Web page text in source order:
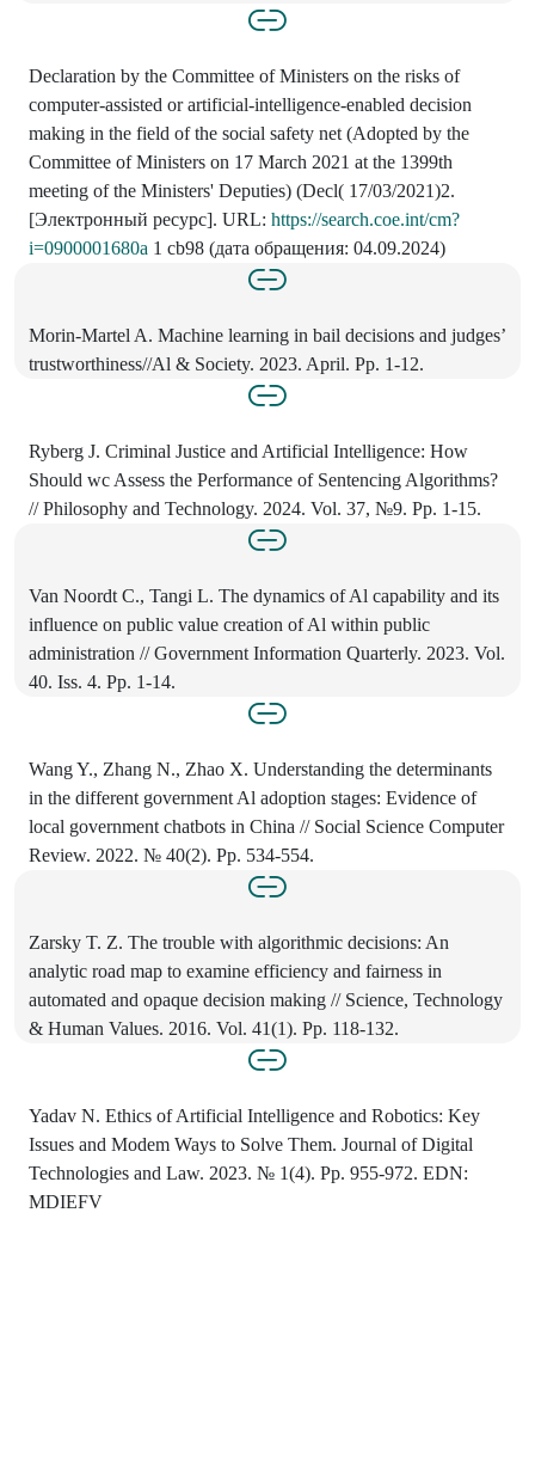
Declaration by the Committee of Ministers on the risks of
computer-assisted or artificial-intelligence-enabled decision
making in the field of the social safety net (Adopted by the
Committee of Ministers on 17 March 2021 at the 1399th
meeting of the Ministers' Deputies) (Decl( 17/03/2021)2.
[Электронный ресурс]. URL: https://search.coe.int/cm?
i=0900001680a 1 cb98 (дата обращения: 04.09.2024)
Morin-Martel A. Machine learning in bail decisions and judges’
trustworthiness//Al & Society. 2023. April. Pp. 1-12.
Ryberg J. Criminal Justice and Artificial Intelligence: How
Should wc Assess the Performance of Sentencing Algorithms?
// Philosophy and Technology. 2024. Vol. 37, №9. Pp. 1-15.
Van Noordt C., Tangi L. The dynamics of Al capability and its
influence on public value creation of Al within public
administration // Government Information Quarterly. 2023. Vol.
40. Iss. 4. Pp. 1-14.
Wang Y., Zhang N., Zhao X. Understanding the determinants
in the different government Al adoption stages: Evidence of
local government chatbots in China // Social Science Computer
Review. 2022. № 40(2). Pp. 534-554.
Zarsky T. Z. The trouble with algorithmic decisions: An
analytic road map to examine efficiency and fairness in
automated and opaque decision making // Science, Technology
& Human Values. 2016. Vol. 41(1). Pp. 118-132.
Yadav N. Ethics of Artificial Intelligence and Robotics: Key
Issues and Modem Ways to Solve Them. Journal of Digital
Technologies and Law. 2023. № 1(4). Pp. 955-972. EDN:
MDIEFV